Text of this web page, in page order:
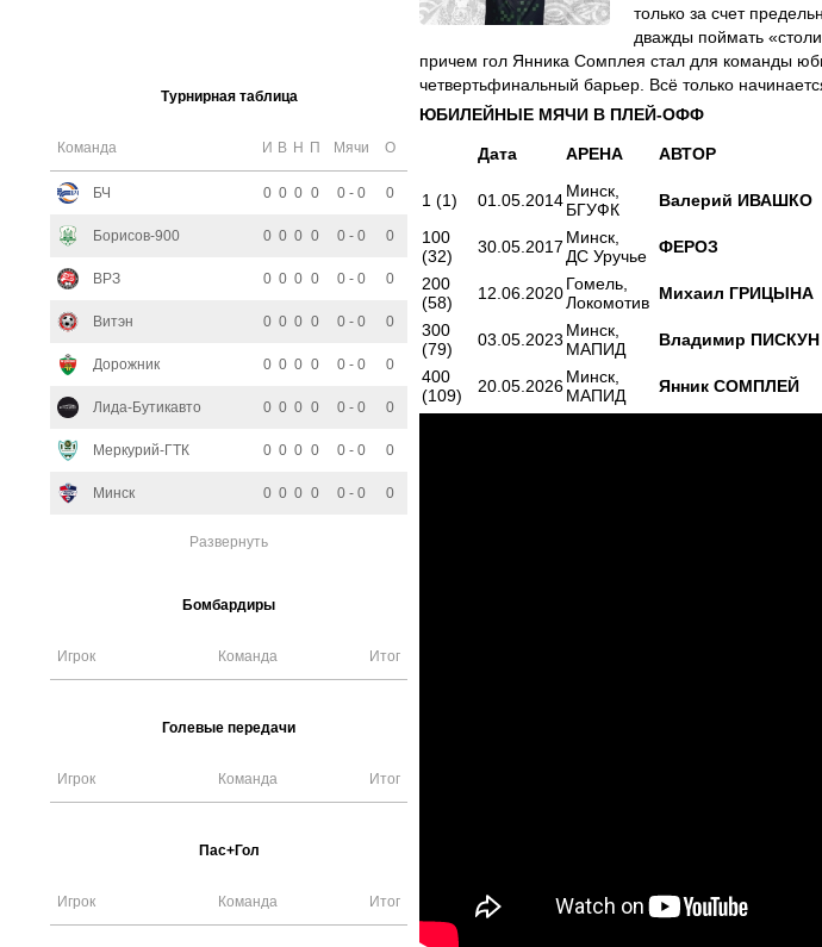
Турнирная таблица
Команда И В Н П Мячи О
БЧ 0 0 0 0 0 - 0 0
Борисов-900 0 0 0 0 0 - 0 0
ВРЗ 0 0 0 0 0 - 0 0
Витэн 0 0 0 0 0 - 0 0
Дорожник 0 0 0 0 0 - 0 0
Лида-Бутикавто 0 0 0 0 0 - 0 0
Меркурий-ГТК 0 0 0 0 0 - 0 0
Минск 0 0 0 0 0 - 0 0
Развернуть
Бомбардиры
Игрок Команда Итог
Голевые передачи
Игрок Команда Итог
Пас+Гол
Игрок Команда Итог
только за счет
дважды поймать
причем гол Янника Сомплея стал для команды
четвертьфинальный барьер. Всё только
ЮБИЛЕЙНЫЕ МЯЧИ В ПЛЕЙ-ОФФ
Дата АРЕНА АВТОР
1 (1) 01.05.2014Минск,
БГУФК
Валерий ИВАШКО
100
(32)
30.05.2017 Минск,
ДС Уручье
ФЕРОЗ
200
(58)
12.06.2020Гомель,
Локомотив Михаил ГРИЦЫНА
300
(79)
03.05.2023 Минск,
МАПИД
Владимир ПИСКУН
400
(109)
20.05.2026Минск,
МАПИД
Янник СОМПЛЕЙ